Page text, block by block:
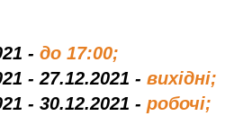
- до 17:00;
- 27.12.2021 - вихідні;
- 30.12.2021 - робочі;